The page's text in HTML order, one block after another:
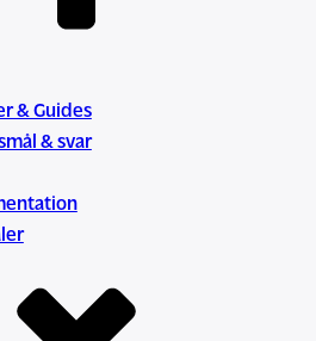
& Guides
& svar